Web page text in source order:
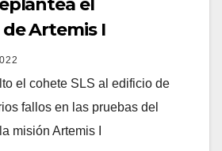
el
Artemis I
el cohete SLS al edificio de
fallos en las pruebas del
misión Artemis I